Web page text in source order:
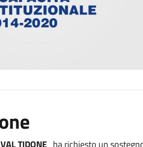
TIDONEha richiesto un